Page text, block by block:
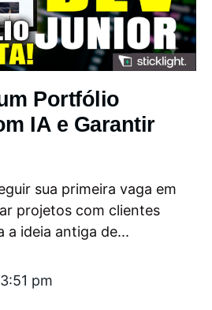
Portfólio
IA e Garantir
sua primeira vaga em
projetos com clientes
a ideia antiga de...
3:51 pm